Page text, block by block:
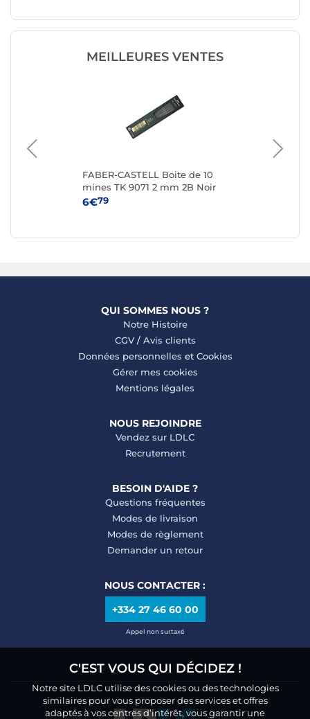
MEILLEURES VENTES
FABER-CASTELL Boite de 10
mines TK 9071 2 mm 2B Noir
foncé
6€79
QUI SOMMES NOUS ?
Notre Histoire
CGV/ Avis clients
Données personnelles et Cookies
Gérer mes cookies
Mentions légales
NOUS REJOINDRE
Vendez sur LDLC
Recrutement
BESOIN D'AIDE ?
Questions fréquentes
Modes de livraison
Modes de règlement
Demander un retour
NOUS CONTACTER :
+334 27 46 60 00
Appel non surtaxé
C'EST VOUS QUI DÉCIDEZ !
Notre site LDLC utilise des cookies ou des technologies
similaires pour vous proposer des services et offres
adaptés à vos centres d’intérêt, vous garantir une